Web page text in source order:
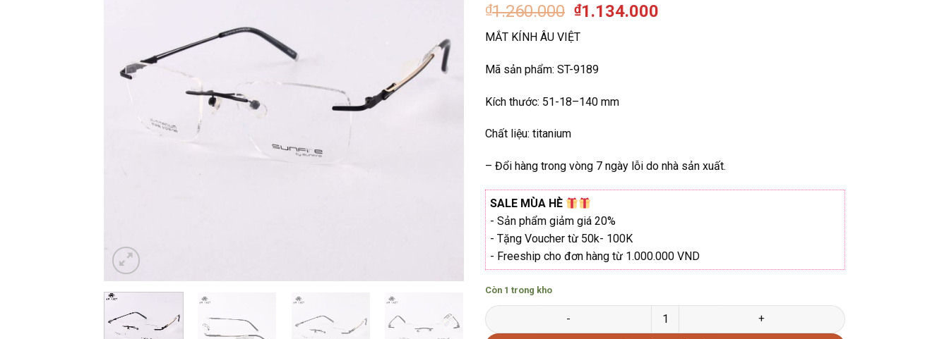
₫1.260.000 Giá
gốc
là:
₫1.260.000.
₫1.134.000
MẮT KÍNH ÂU VIỆT
Mã sản phẩm: ST-9189
Kích thước: 51-18–140 mm
Chất liệu: titanium
– Đổi hàng trong vòng 7 ngày lỗi do nhà sản xuất.
SALE MÙA HÈ
- Sản phẩm giảm giá 20%
- Tặng Voucher từ 50k- 100K
- Freeship cho đơn hàng từ 1.000.000 VND
Còn 1 trong kho
Gọng kính Sunfire ST-9189 Hàng chính hãng số lượng